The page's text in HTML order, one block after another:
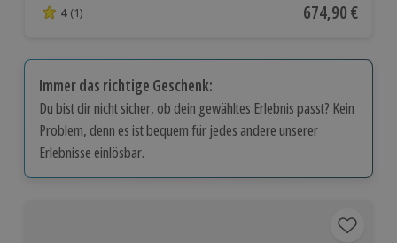
4 von 5 Sternen basierend auf 1 Bewertungen
4 (1) Aktueller Preis
674,90 €
Immer das richtige Geschenk:
Du bist dir nicht sicher, ob dein gewähltes Erlebnis passt? Kein
Problem, denn es ist bequem für jedes andere unserer
Erlebnisse einlösbar.